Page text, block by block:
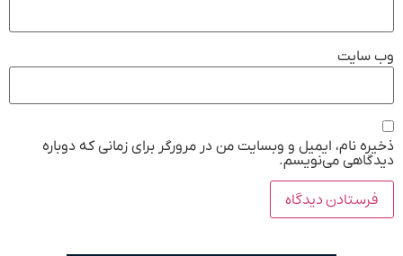
وب‌ سایت
ذخیره نام، ایمیل و وبسایت من در مرورگر برای زمانی که دوباره
دیدگاهی می‌نویسم.